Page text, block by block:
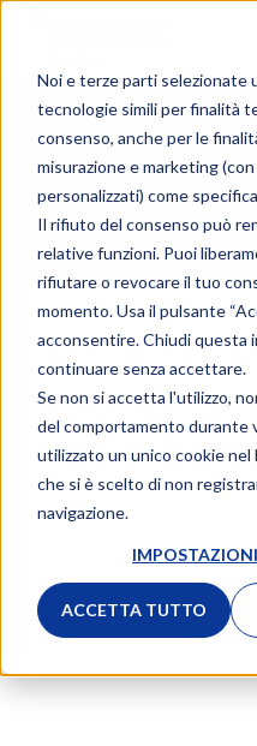
Noi e terze parti selezionate
tecnologie simili per finalità
consenso, anche per le
misurazione e marketing
personalizzati) come
Il rifiuto del consenso può
relative funzioni. Puoi
rifiutare o revocare il tuo
momento. Usa il pulsante
acconsentire. Chiudi questa
continuare senza accettare.
Se non si accetta l'utilizzo,
del comportamento durante
utilizzato un unico cookie
che si è scelto di non
navigazione.
ACCETTA TUTTO
Podcast
road-
#Interviste
La Redazione